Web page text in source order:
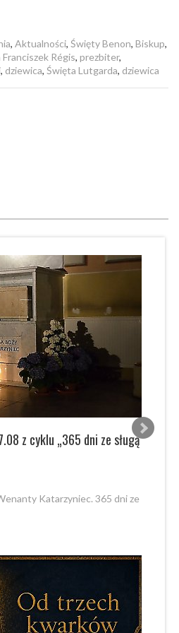
, Aktualności, Święty Benon, Biskup,
Régis, prezbiter,
, dziewica, Święta Lutgarda, dziewica
z cyklu „365 dni ze sługą
Katarzyniec. 365 dni ze